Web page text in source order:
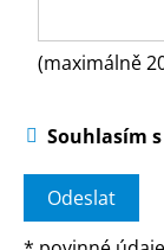
(maximálně
Souhlasím s